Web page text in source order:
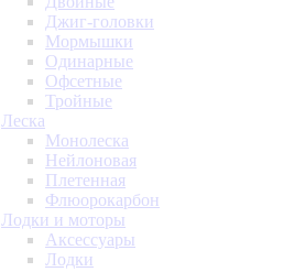
Джиг-головки
Мормышки
Одинарные
Офсетные
Тройные
Леска
Монолеска
Нейлоновая
Плетенная
Флюорокарбон
Лодки и моторы
Аксессуары
Лодки